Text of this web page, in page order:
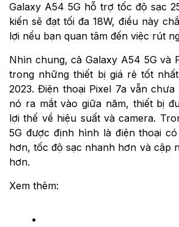
Galaxy A54 5G hỗ trợ tốc độ sạc
kiến ​​sẽ đạt tối đa 18W, điều này
lợi nếu bạn quan tâm đến việc rút
Nhìn chung, cả Galaxy A54 5G và
trong những thiết bị giá rẻ tốt
2023. Điện thoại Pixel 7a vẫn
nó ra mắt vào giữa năm, thiết bị
lợi thế về hiệu suất và camera.
5G được định hình là điện thoại
hơn, tốc độ sạc nhanh hơn và cập
hơn.
Xem thêm: